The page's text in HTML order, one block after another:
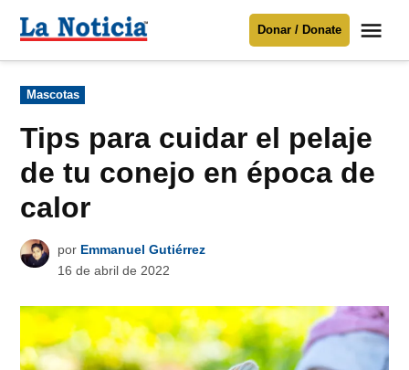
Para mantenerte informado necesitamos
Donar
contenido
Noticia
Donar / Donate
Publicado
en
Mascotas
Tips para cuidar el pelaje
de tu conejo en época de
calor
por Emmanuel Gutiérrez
16 de abril de 2022